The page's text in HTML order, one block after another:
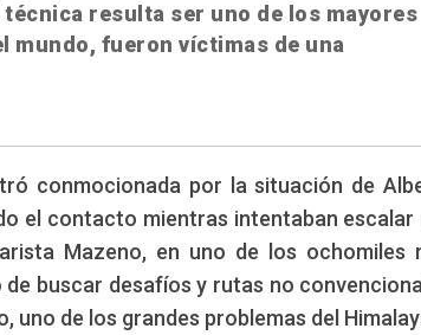
resulta ser uno de los mayores
mundo, fueron víctimas de una
conmocionada por la situación de
el contacto mientras intentaban escalar
Mazeno, en uno de los ochomiles
buscar desafíos y rutas no
de los grandes problemas del